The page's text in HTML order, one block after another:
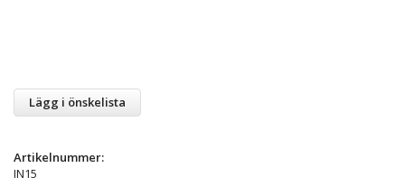
Lägg i önskelista
Artikelnummer:
IN15